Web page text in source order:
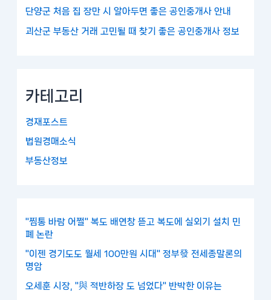
단양군 처음 집 장만 시 알아두면 좋은 공인중개사 안내
괴산군 부동산 거래 고민될 때 찾기 좋은 공인중개사 정보
카테고리
경재포스트
법원경매소식
부동산정보
"찜통 바람 어쩔" 복도 배연창 뜯고 복도에 실외기 설치 민
폐 논란
"이젠 경기도도 월세 100만원 시대" 정부發 전세종말론의
명암
오세훈 시장, "與 적반하장 도 넘었다" 반박한 이유는